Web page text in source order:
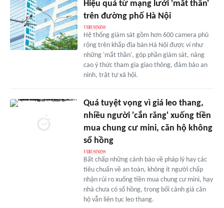
Hiệu quả từ mạng lưới 'mắt thần'
trên đường phố Hà Nội
Hệ thống giám sát gồm hơn 600 camera phủ
rộng trên khắp địa bàn Hà Nội được ví như
những 'mắt thần', góp phần giám sát, nâng
cao ý thức tham gia giao thông, đảm bảo an
ninh, trật tự xã hội.
Quá tuyệt vọng vì giá leo thang,
nhiều người 'cắn răng' xuống tiền
mua chung cư mini, căn hộ không
sổ hồng
Bất chấp những cảnh báo về pháp lý hay các
tiêu chuẩn về an toàn, không ít người chấp
nhận rủi ro xuống tiền mua chung cư mini, hay
nhà chưa có sổ hồng, trong bối cảnh giá căn
hộ vẫn liên tục leo thang.